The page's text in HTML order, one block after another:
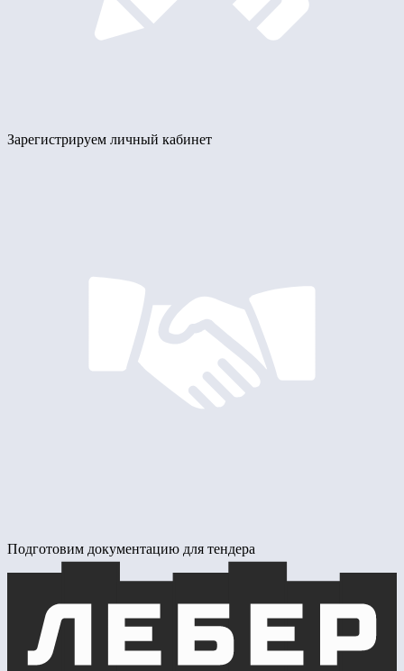
Зарегистрируем личный кабинет
Подготовим документацию для тендера